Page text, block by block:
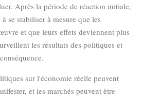
Après la période de réaction initiale,
se stabiliser à mesure que les
et que leurs effets deviennent plus
les résultats des politiques et
sur l'économie réelle peuvent
et les marchés peuvent être